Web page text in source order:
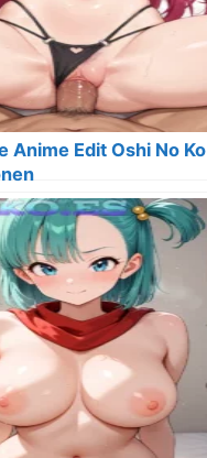
Anime Edit Oshi No Ko